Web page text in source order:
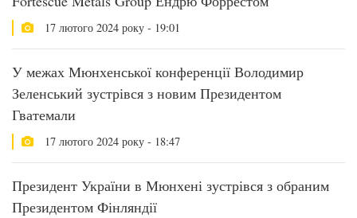
17 лютого 2024 року - 19:01
У межах Мюнхенської конференції Володимир
Зеленський зустрівся з новим Президентом
Гватемали
17 лютого 2024 року - 18:47
Президент України в Мюнхені зустрівся з обраним
Президентом Фінляндії